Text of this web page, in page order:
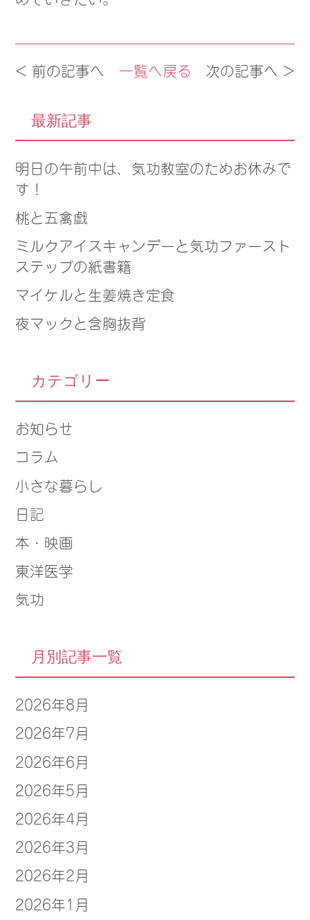
< 前の記事へ 一覧へ戻る 次の記事へ >
最新記事
明日の午前中は、気功教室のためお休みで
す！
桃と五禽戯
ミルクアイスキャンデーと気功ファースト
ステップの紙書籍
マイケルと生姜焼き定食
夜マックと含胸抜背
カテゴリー
お知らせ
コラム
小さな暮らし
日記
本・映画
東洋医学
気功
月別記事一覧
2026年8月
2026年7月
2026年6月
2026年5月
2026年4月
2026年3月
2026年2月
2026年1月